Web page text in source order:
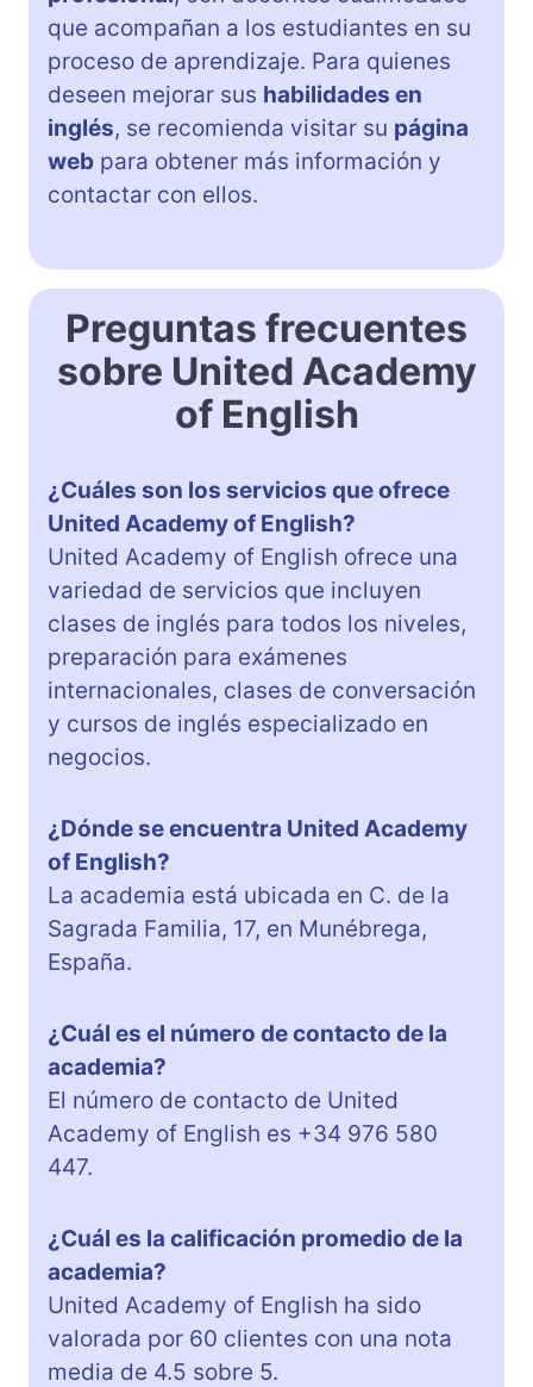
que acompañan a los estudiantes en su
proceso de aprendizaje. Para quienes
deseen mejorar sus habilidades en
inglés, se recomienda visitar su página
web para obtener más información y
contactar con ellos.
Preguntas frecuentes
sobre United Academy
of English
¿Cuáles son los servicios que ofrece
United Academy of English?
United Academy of English ofrece una
variedad de servicios que incluyen
clases de inglés para todos los niveles,
preparación para exámenes
internacionales, clases de conversación
y cursos de inglés especializado en
negocios.
¿Dónde se encuentra United Academy
of English?
La academia está ubicada en C. de la
Sagrada Familia, 17, en Munébrega,
España.
¿Cuál es el número de contacto de la
academia?
El número de contacto de United
Academy of English es +34 976 580
447.
¿Cuál es la calificación promedio de la
academia?
United Academy of English ha sido
valorada por 60 clientes con una nota
media de 4.5 sobre 5.